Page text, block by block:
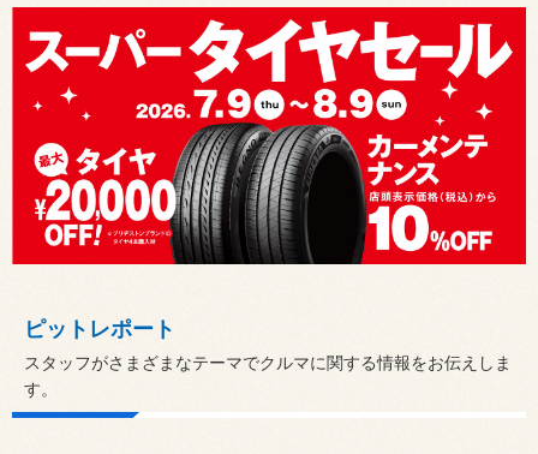
ピットレポート
スタッフがさまざまなテーマでクルマに関する情報をお伝えしま
す。